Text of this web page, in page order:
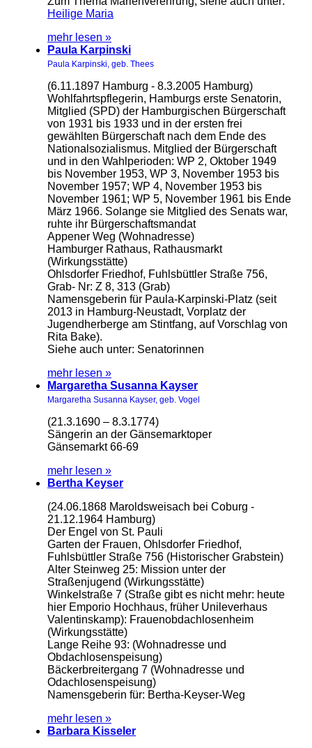
Heilige Maria
mehr lesen »
Paula Karpinski
Paula Karpinski, geb. Thees
(6.11.1897 Hamburg - 8.3.2005 Hamburg)
Wohlfahrtspflegerin, Hamburgs erste Senatorin,
Mitglied (SPD) der Hamburgischen Bürgerschaft
von 1931 bis 1933 und in der ersten frei
gewählten Bürgerschaft nach dem Ende des
Nationalsozialismus. Mitglied der Bürgerschaft
und in den Wahlperioden: WP 2, Oktober 1949
bis November 1953, WP 3, November 1953 bis
November 1957; WP 4, November 1953 bis
November 1961; WP 5, November 1961 bis Ende
März 1966. Solange sie Mitglied des Senats war,
ruhte ihr Bürgerschaftsmandat
Appener Weg (Wohnadresse)
Hamburger Rathaus, Rathausmarkt
(Wirkungsstätte)
Ohlsdorfer Friedhof, Fuhlsbüttler Straße 756,
Grab- Nr: Z 8, 313 (Grab)
Namensgeberin für Paula-Karpinski-Platz (seit
2013 in Hamburg-Neustadt, Vorplatz der
Jugendherberge am Stintfang, auf Vorschlag von
Rita Bake).
Siehe auch unter: Senatorinnen
mehr lesen »
Margaretha Susanna Kayser
Margaretha Susanna Kayser, geb. Vogel
(21.3.1690 – 8.3.1774)
Sängerin an der Gänsemarktoper
Gänsemarkt 66-69
mehr lesen »
Bertha Keyser
(24.06.1868 Maroldsweisach bei Coburg -
21.12.1964 Hamburg)
Der Engel von St. Pauli
Garten der Frauen, Ohlsdorfer Friedhof,
Fuhlsbüttler Straße 756 (Historischer Grabstein)
Alter Steinweg 25: Mission unter der
Straßenjugend (Wirkungsstätte)
Winkelstraße 7 (Straße gibt es nicht mehr: heute
hier Emporio Hochhaus, früher Unileverhaus
Valentinskamp): Frauenobdachlosenheim
(Wirkungsstätte)
Lange Reihe 93: (Wohnadresse und
Obdachlosenspeisung)
Bäckerbreitergang 7 (Wohnadresse und
Odachlosenspeisung)
Namensgeberin für: Bertha-Keyser-Weg
mehr lesen »
Barbara Kisseler